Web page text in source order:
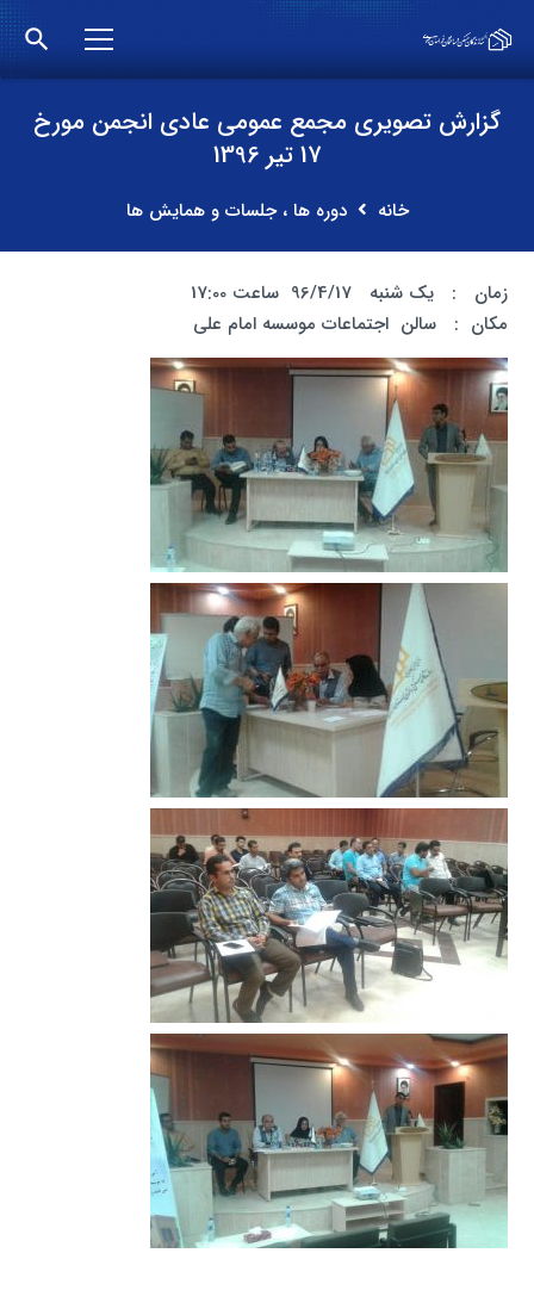
search
گزارش تصویری مجمع عمومی عادی انجمن مورخ
17 تیر 1396
خانه دوره ها ، جلسات و همایش ها
زمان : یک شنبه 96/4/17 ساعت 17:00
مکان : سالن اجتماعات موسسه امام علی